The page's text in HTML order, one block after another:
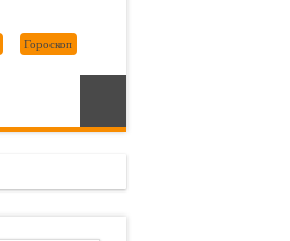
Гороскоп